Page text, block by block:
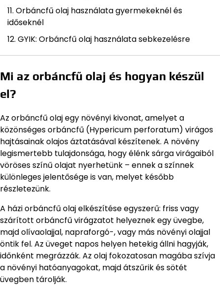
Orbáncfű olaj használata gyermekeknél és
időseknél
GYIK: Orbáncfű olaj használata sebkezelésre
Mi az orbáncfű olaj és hogyan készül
el?
Az orbáncfű olaj egy növényi kivonat, amelyet a
közönséges orbáncfű (Hypericum perforatum) virágos
hajtásainak olajos áztatásával készítenek. A növény
legismertebb tulajdonsága, hogy élénk sárga virágaiból
vöröses színű olajat nyerhetünk – ennek a színnek
különleges jelentősége is van, melyet később
részletezünk.
A házi orbáncfű olaj elkészítése egyszerű: friss vagy
szárított orbáncfű virágzatot helyeznek egy üvegbe,
majd olívaolajjal, napraforgó-, vagy más növényi olajjal
öntik fel. Az üveget napos helyen hetekig állni hagyják,
időnként megrázzák. Az olaj fokozatosan magába szívja
a növényi hatóanyagokat, majd átszűrik és sötét
üvegben tárolják.